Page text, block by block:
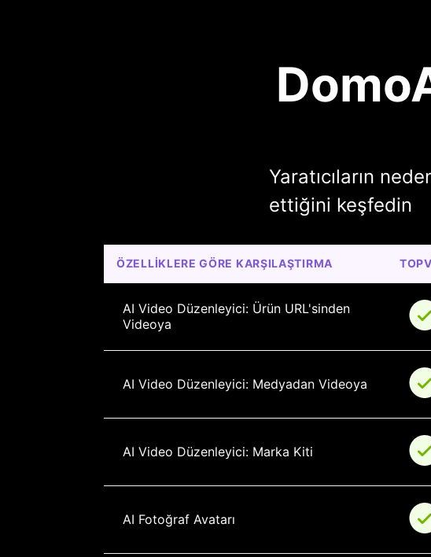
Yaratıcıların
ettiğini keşfedin
ÖZELLIKLERE GÖRE KARŞILAŞTIRMA
AI Video Düzenleyici: Ürün URL'sinden
Videoya
AI Video Düzenleyici: Medyadan Videoya
AI Video Düzenleyici: Marka Kiti
AI Fotoğraf Avatarı